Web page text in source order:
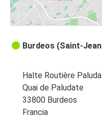
Burdeos (Saint-
Halte Routière
Quai de Paludate
33800 Burdeos
Francia